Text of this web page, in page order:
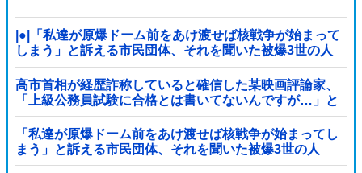
|●|「私達が原爆ドーム前をあけ渡せば核戦争が始まって
しまう」と訴える市民団体、それを聞いた被爆3世の人
が……
高市首相が経歴詐称していると確信した某映画評論家、
「上級公務員試験に合格とは書いてないんですが…」と
ツッコミを受けまくり……
「私達が原爆ドーム前をあけ渡せば核戦争が始まってし
まう」と訴える市民団体、それを聞いた被爆3世の人
が……